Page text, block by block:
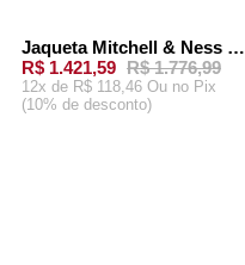
-20%
Jaqueta Mitchell & Ness NFL Ultimate Lightweight Windbreaker Vintage Logo Miami Dolphins Verde
R$ 1.421,59 R$ 1.776,99
12x de R$ 118,46 Ou no Pix
(10% de desconto)